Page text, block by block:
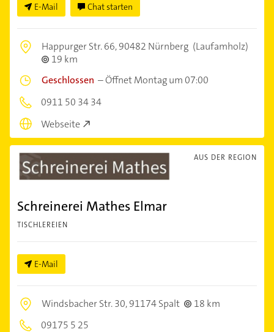
E-Mail Chat starten
Happurger Str. 66,90482 Nürnberg (Laufamholz)
19 km
Geschlossen –Öffnet Montag um 07:00
0911 50 34 34
Webseite
AUS DER REGION
Schreinerei Mathes Elmar
TISCHLEREIEN
E-Mail
Windsbacher Str. 30,91174 Spalt
18 km
09175 5 25